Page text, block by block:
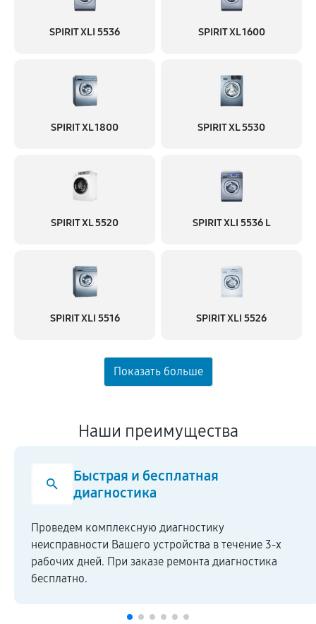
SPIRIT XLI 5536 SPIRIT XL 1600
SPIRIT XL 1800 SPIRIT XL 5530
SPIRIT XL 5520 SPIRIT XLI 5536 L
SPIRIT XLI 5516 SPIRIT XLI 5526
Наши преимущества
3-х
Честная стоимость
Мы сотрудничаем напрямую c
закупая комплектующие по оптовым
Высокое качество ремонтных работ и